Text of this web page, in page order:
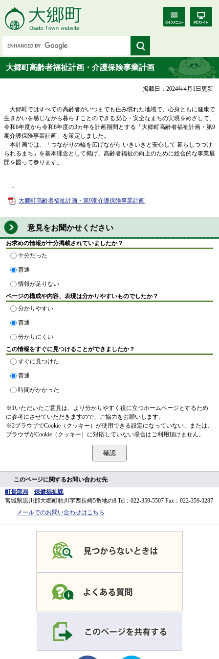
大郷町高齢者福祉計画・介護保険事業計画
掲載日：2024年4月1日更新
大郷町ではすべての高齢者がいつまでも住み慣れた地域で、心身ともに健康で
生きがいを感じながら暮らすことのできる安心・安全なまちの実現をめざして、
令和6年度から令和8年度の3カ年を計画期間とする「大郷町高齢者福祉計画・第9
期介護保険事業計画」を策定しました。
本計画では、「つながりの輪を広げながら いきいきと安心して 暮らしつづけ
られるまち」を基本理念として掲げ、高齢者福祉の向上のために総合的な事業展
開を図って参ります。
→
大郷町高齢者福祉計画・第9期介護保険事業計画
意見をお聞かせください
お求めの情報が十分掲載されていましたか？
十分だった
普通
情報が足りない
ページの構成や内容、表現は分かりやすいものでしたか？
分かりやすい
普通
分かりにくい
この情報をすぐに見つけることができましたか？
すぐに見つけた
普通
時間がかかった
※1いただいたご意見は、より分かりやすく役に立つホームページとするため
に参考にさせていただきますので、ご協力をお願いします。
※2ブラウザでCookie（クッキー）が使用できる設定になっていない、または、
ブラウザがCookie（クッキー）に対応していない場合はご利用頂けません。
このページに関するお問い合わせ先
町長部局
保健福祉課
宮城県黒川郡大郷町粕川字西長崎5番地の8 Tel：022-359-5507 Fax：022-359-3287
メールでのお問い合わせはこちら